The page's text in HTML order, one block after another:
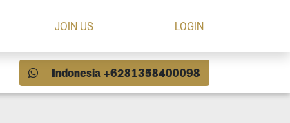
JOIN US LOGIN
Indonesia +6281358400098